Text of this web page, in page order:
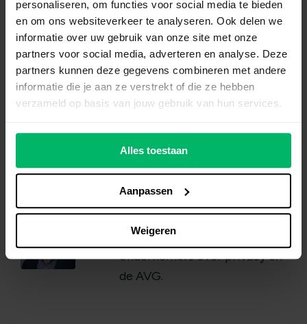
personaliseren, om functies voor social media te bieden
en om ons websiteverkeer te analyseren. Ook delen we
informatie over uw gebruik van onze site met onze
partners voor social media, adverteren en analyse. Deze
partners kunnen deze gegevens combineren met andere
informatie die je aan ze verstrekt of die ze hebben
verzameld op basis van jouw gebruik van hun services.
Alles toestaan
Aanpassen
Weigeren
Maarten Roelfsis voorzitter
van de Stichting AVG. In de
rubriek Ondernemersvragen
beantwoordt hij vragen van
ondernemers over privacy en
de AVG.